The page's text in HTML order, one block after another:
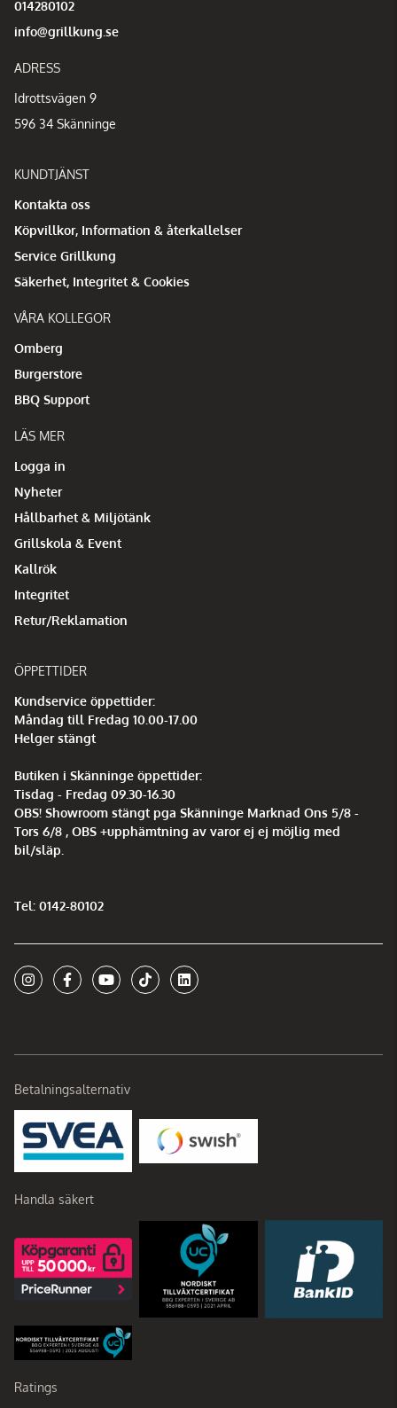
014280102
info@grillkung.se
ADRESS
Idrottsvägen 9
596 34 Skänninge
KUNDTJÄNST
Kontakta oss
Köpvillkor, Information & återkallelser
Service Grillkung
Säkerhet, Integritet & Cookies
VÅRA KOLLEGOR
Omberg
Burgerstore
BBQ Support
LÄS MER
Logga in
Nyheter
Hållbarhet & Miljötänk
Grillskola & Event
Kallrök
Integritet
Retur/Reklamation
ÖPPETTIDER
Kundservice öppettider:
Måndag till Fredag 10.00-17.00
Helger stängt
Butiken i Skänninge öppettider:
Tisdag - Fredag 09.30-16.30
OBS! Showroom stängt pga Skänninge Marknad Ons 5/8 -
Tors 6/8 , OBS +upphämtning av varor ej ej möjlig med
bil/släp.
Tel: 0142-80102
Betalningsalternativ
Handla säkert
Ratings